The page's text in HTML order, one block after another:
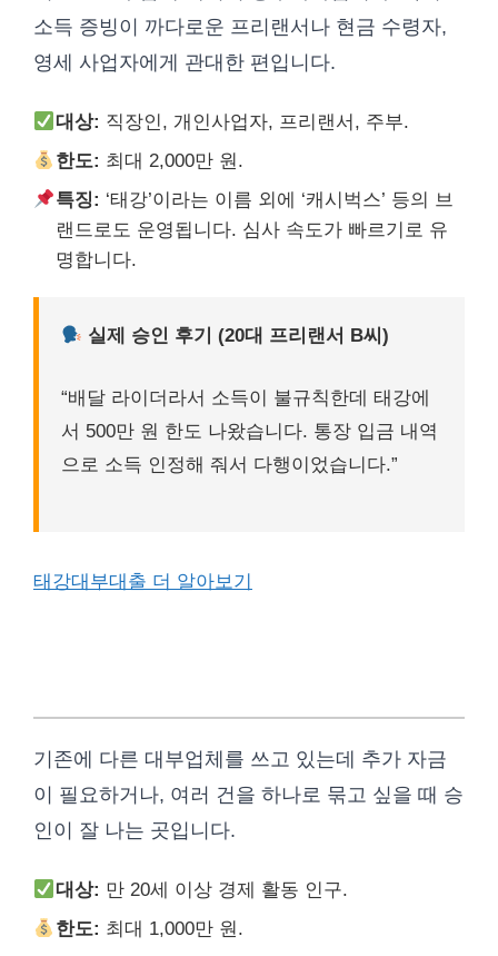
소득 증빙이 까다로운 프리랜서나 현금 수령자,
영세 사업자에게 관대한 편입니다.
대상: 직장인, 개인사업자, 프리랜서, 주부.
한도: 최대 2,000만 원.
특징: ‘태강’이라는 이름 외에 ‘캐시벅스’ 등의 브
랜드로도 운영됩니다. 심사 속도가 빠르기로 유
명합니다.
실제 승인 후기 (20대 프리랜서 B씨)
“배달 라이더라서 소득이 불규칙한데 태강에
서 500만 원 한도 나왔습니다. 통장 입금 내역
으로 소득 인정해 줘서 다행이었습니다.”
태강대부대출 더 알아보기
기존에 다른 대부업체를 쓰고 있는데 추가 자금
이 필요하거나, 여러 건을 하나로 묶고 싶을 때 승
인이 잘 나는 곳입니다.
대상: 만 20세 이상 경제 활동 인구.
한도: 최대 1,000만 원.